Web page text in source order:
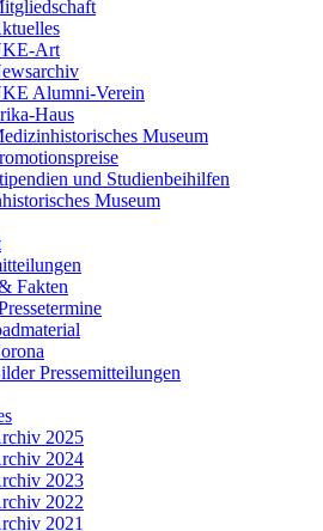
Art
Alumni-Verein
Haus
Museum
und Studienbeihilfen
Museum
Fakten
Pressemitteilungen
2025
2024
2023
2022
2021